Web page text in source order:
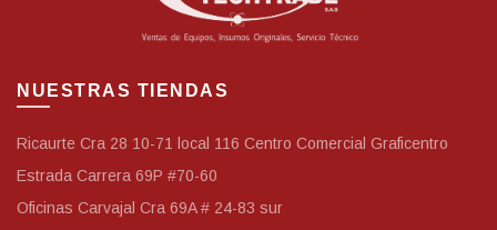
NUESTRAS TIENDAS
Ricaurte Cra 28 10-71 local 116 Centro Comercial Graficentro
Estrada Carrera 69P #70-60
Oficinas Carvajal Cra 69A # 24-83 sur